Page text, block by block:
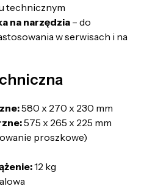
technicznym
na narzędzia– do
w serwisach i na
580 x 270 x 230 mm
575 x 265 x 225 mm
proszkowe)
12 kg